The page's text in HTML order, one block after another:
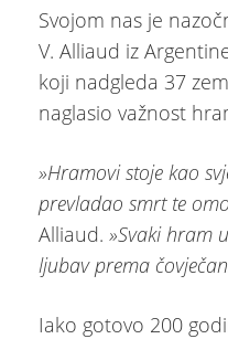
Svojom nas je
V. Alliaud iz
koji nadgleda 37
naglasio važnost
»Hramovi stoje kao
prevladao smrt te
Alliaud.»Svaki hram
ljubav prema
Iako gotovo 200